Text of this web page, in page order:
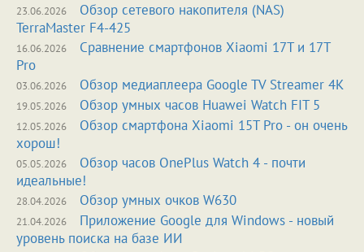
23.06.2026
Обзор сетевого накопителя (NAS)
TerraMaster F4-425
16.06.2026
Сравнение смартфонов Xiaomi 17T и 17T
Pro
03.06.2026 Обзор медиаплеера Google TV Streamer 4K
19.05.2026 Обзор умных часов Huawei Watch FIT 5
12.05.2026
Обзор смартфона Xiaomi 15T Pro - он очень
хорош!
05.05.2026
Обзор часов OnePlus Watch 4 - почти
идеальные!
28.04.2026 Обзор умных очков W630
21.04.2026
Приложение Google для Windows - новый
уровень поиска на базе ИИ